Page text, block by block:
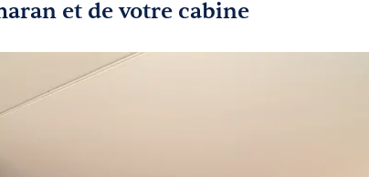
et de votre cabine